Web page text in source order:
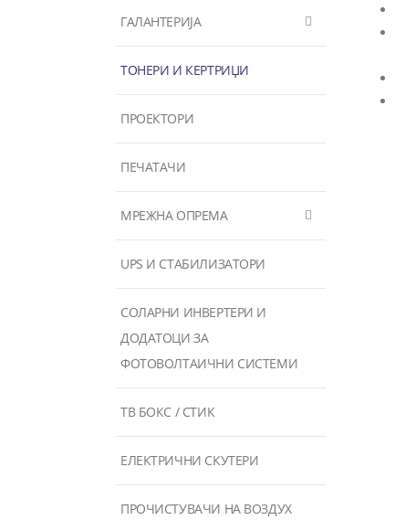
ГАЛАНТЕРИЈА
ТОНЕРИ И КЕРТРИЏИ
ПРОЕКТОРИ
ПЕЧАТАЧИ
МРЕЖНА ОПРЕМА
UPS И СТАБИЛИЗАТОРИ
СОЛАРНИ ИНВЕРТЕРИ И
ДОДАТОЦИ ЗА
ФОТОВОЛТАИЧНИ СИСТЕМИ
ТВ БОКС / СТИК
ЕЛЕКТРИЧНИ СКУТЕРИ
ПРОЧИСТУВАЧИ НА ВОЗДУХ